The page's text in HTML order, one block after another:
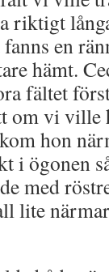
riktigt
en
hämt.
fältet
om vi ville
hon
i ögonen
med
lite